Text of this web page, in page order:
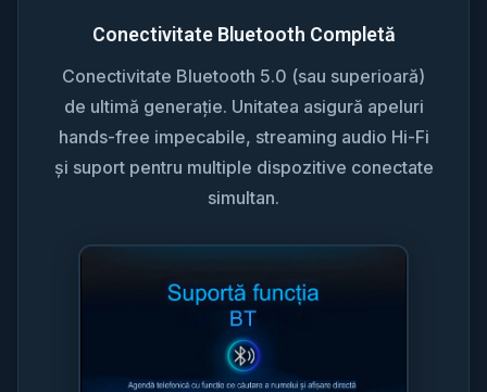
Conectivitate Bluetooth Completă
Conectivitate Bluetooth 5.0 (sau superioară)
de ultimă generație. Unitatea asigură apeluri
hands-free impecabile, streaming audio Hi-Fi
și suport pentru multiple dispozitive conectate
simultan.